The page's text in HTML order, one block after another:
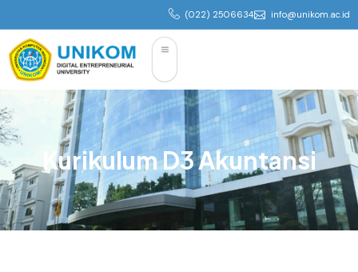
(022) 2506634 info@unikom.ac.id
Kurikulum D3 Akuntansi